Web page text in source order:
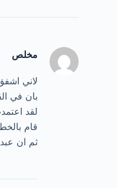
مخلص
لاني
بان في
لقد
قام
ثم ان